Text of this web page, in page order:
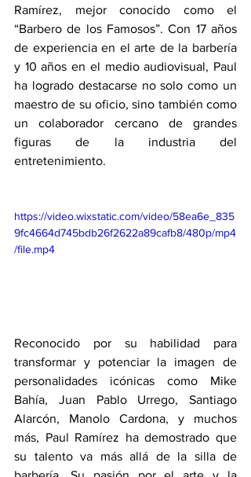
Ramírez, mejor conocido como el
“Barbero de los Famosos”. Con 17 años
de experiencia en el arte de la barbería
y 10 años en el medio audiovisual, Paul
ha logrado destacarse no solo como un
maestro de su oficio, sino también como
un colaborador cercano de grandes
figuras de la industria del
entretenimiento.
https://video.wixstatic.com/video/58ea6e_835
9fc4664d745bdb26f2622a89cafb8/480p/mp4
/file.mp4
Reconocido por su habilidad para
transformar y potenciar la imagen de
personalidades icónicas como Mike
Bahía, Juan Pablo Urrego, Santiago
Alarcón, Manolo Cardona, y muchos
más, Paul Ramírez ha demostrado que
su talento va más allá de la silla de